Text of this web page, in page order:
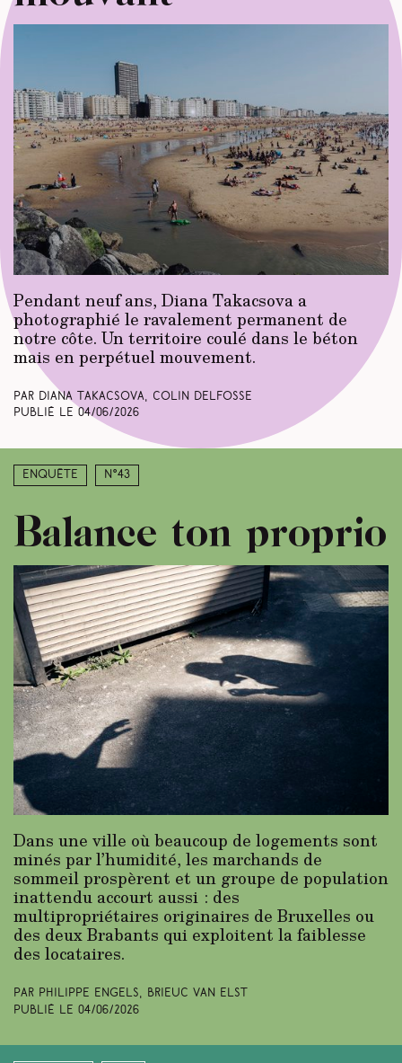
Pendant neuf ans, Diana Takacsova a
photographié le ravalement permanent de
notre côte. Un territoire coulé dans le béton
mais en perpétuel mouvement.
Par Diana Takacsova, Colin Delfosse
Publié le 04/06/2026
Enquête N°43
Balance ton proprio
Dans une ville où beaucoup de logements sont
minés par l’humidité, les marchands de
sommeil prospèrent et un groupe de population
inattendu accourt aussi : des
multipropriétaires originaires de Bruxelles ou
des deux Brabants qui exploitent la faiblesse
des locataires.
Par Philippe Engels, Brieuc Van Elst
Publié le 04/06/2026